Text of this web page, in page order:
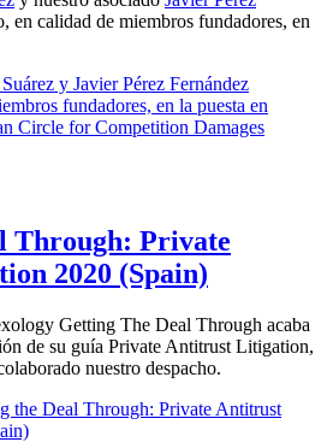
en calidad de miembros fundadores, en
y Javier Pérez Fernández
fundadores, en la puesta en
Circle for Competition Damages
Through: Private
2020 (Spain)
Getting The Deal Through acaba
de su guía Private Antitrust Litigation,
nuestro despacho.
the Deal Through: Private Antitrust